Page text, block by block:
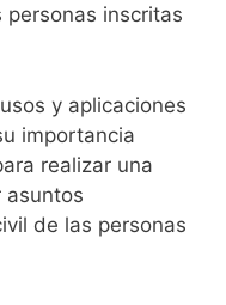
inscritas
y aplicaciones
importancia
realizar una
asuntos
de las personas